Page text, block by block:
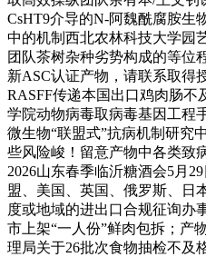
CsHT9介导的N-阿魏酰腐胺生
中的机制西北农林科技大学园
团队茶树杂种劣势构成的等位
新ASC认证产物，请联系取得
RASFF传递本国出口鸡肉肠不
学院动物病毒取病毒基因工程
微生物“联盟式”抗病机制研究
些风险峻！留意产物中各类致
2026山东春季临沂糖酒会5月
盟、美国、英国、俄罗斯、日
度或地域的进出口合规征询办
市上架“一人份”鲜肉包拆；产
理局关于26批次食物抽检不及